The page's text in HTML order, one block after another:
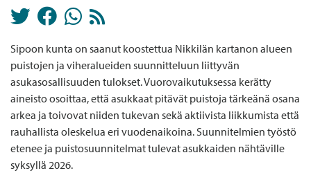
Sipoon kunta on saanut koostettua Nikkilän kartanon alueen
puistojen ja viheralueiden suunnitteluun liittyvän
asukasosallisuuden tulokset. Vuorovaikutuksessa kerätty
aineisto osoittaa, että asukkaat pitävät puistoja tärkeänä osana
arkea ja toivovat niiden tukevan sekä aktiivista liikkumista että
rauhallista oleskelua eri vuodenaikoina. Suunnitelmien työstö
etenee ja puistosuunnitelmat tulevat asukkaiden nähtäville
syksyllä 2026.